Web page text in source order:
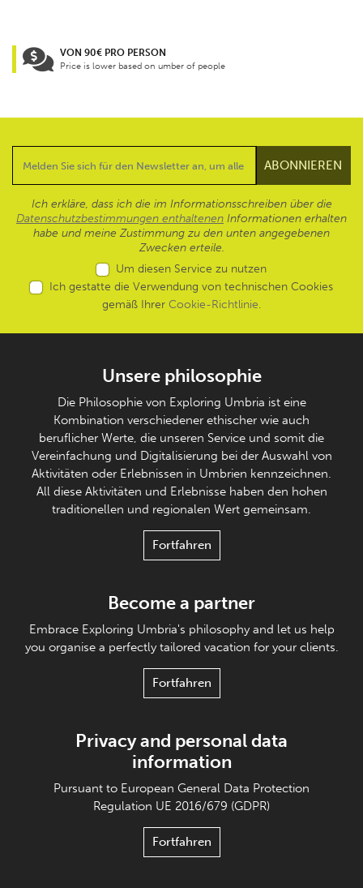
VON 90€ PRO PERSON
Price is lower based on umber of people
Ich erkläre, dass ich die im Informationsschreiben über die
Datenschutzbestimmungen enthaltenen Informationen erhalten
habe und meine Zustimmung zu den unten angegebenen
Zwecken erteile.
Um diesen Service zu nutzen
Ich gestatte die Verwendung von technischen Cookies
gemäß Ihrer Cookie-Richtlinie.
Unsere philosophie
Die Philosophie von Exploring Umbria ist eine
Kombination verschiedener ethischer wie auch
beruflicher Werte, die unseren Service und somit die
Vereinfachung und Digitalisierung bei der Auswahl von
Aktivitäten oder Erlebnissen in Umbrien kennzeichnen.
All diese Aktivitäten und Erlebnisse haben den hohen
traditionellen und regionalen Wert gemeinsam.
Fortfahren
Become a partner
Embrace Exploring Umbria's philosophy and let us help
you organise a perfectly tailored vacation for your clients.
Fortfahren
Privacy and personal data
information
Pursuant to European General Data Protection
Regulation UE 2016/679 (GDPR)
Fortfahren